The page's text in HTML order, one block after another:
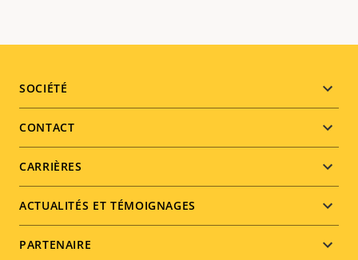
Footer
menu
SOCIÉTÉ
CONTACT
CARRIÈRES
ACTUALITÉS ET TÉMOIGNAGES
PARTENAIRE